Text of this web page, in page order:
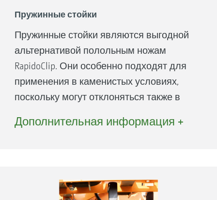
Пружинные стойки
Пружинные стойки являются выгодной
альтернативой полольным ножам
RapidoClip. Они особенно подходят для
применения в каменистых условиях,
поскольку могут отклоняться также в
реализовать большую глубину
достигается эффект перемешивания.
Дополнительная информация +